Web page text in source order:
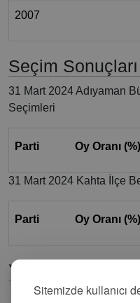
Sitemizde kullanıcı
2007
Seçim Sonuçları
31 Mart 2024 Adıyaman
Seçimleri
Parti Oy Oranı (%)
31 Mart 2024 Kahta İlçe
Parti Oy Oranı (%)
Yorumlar